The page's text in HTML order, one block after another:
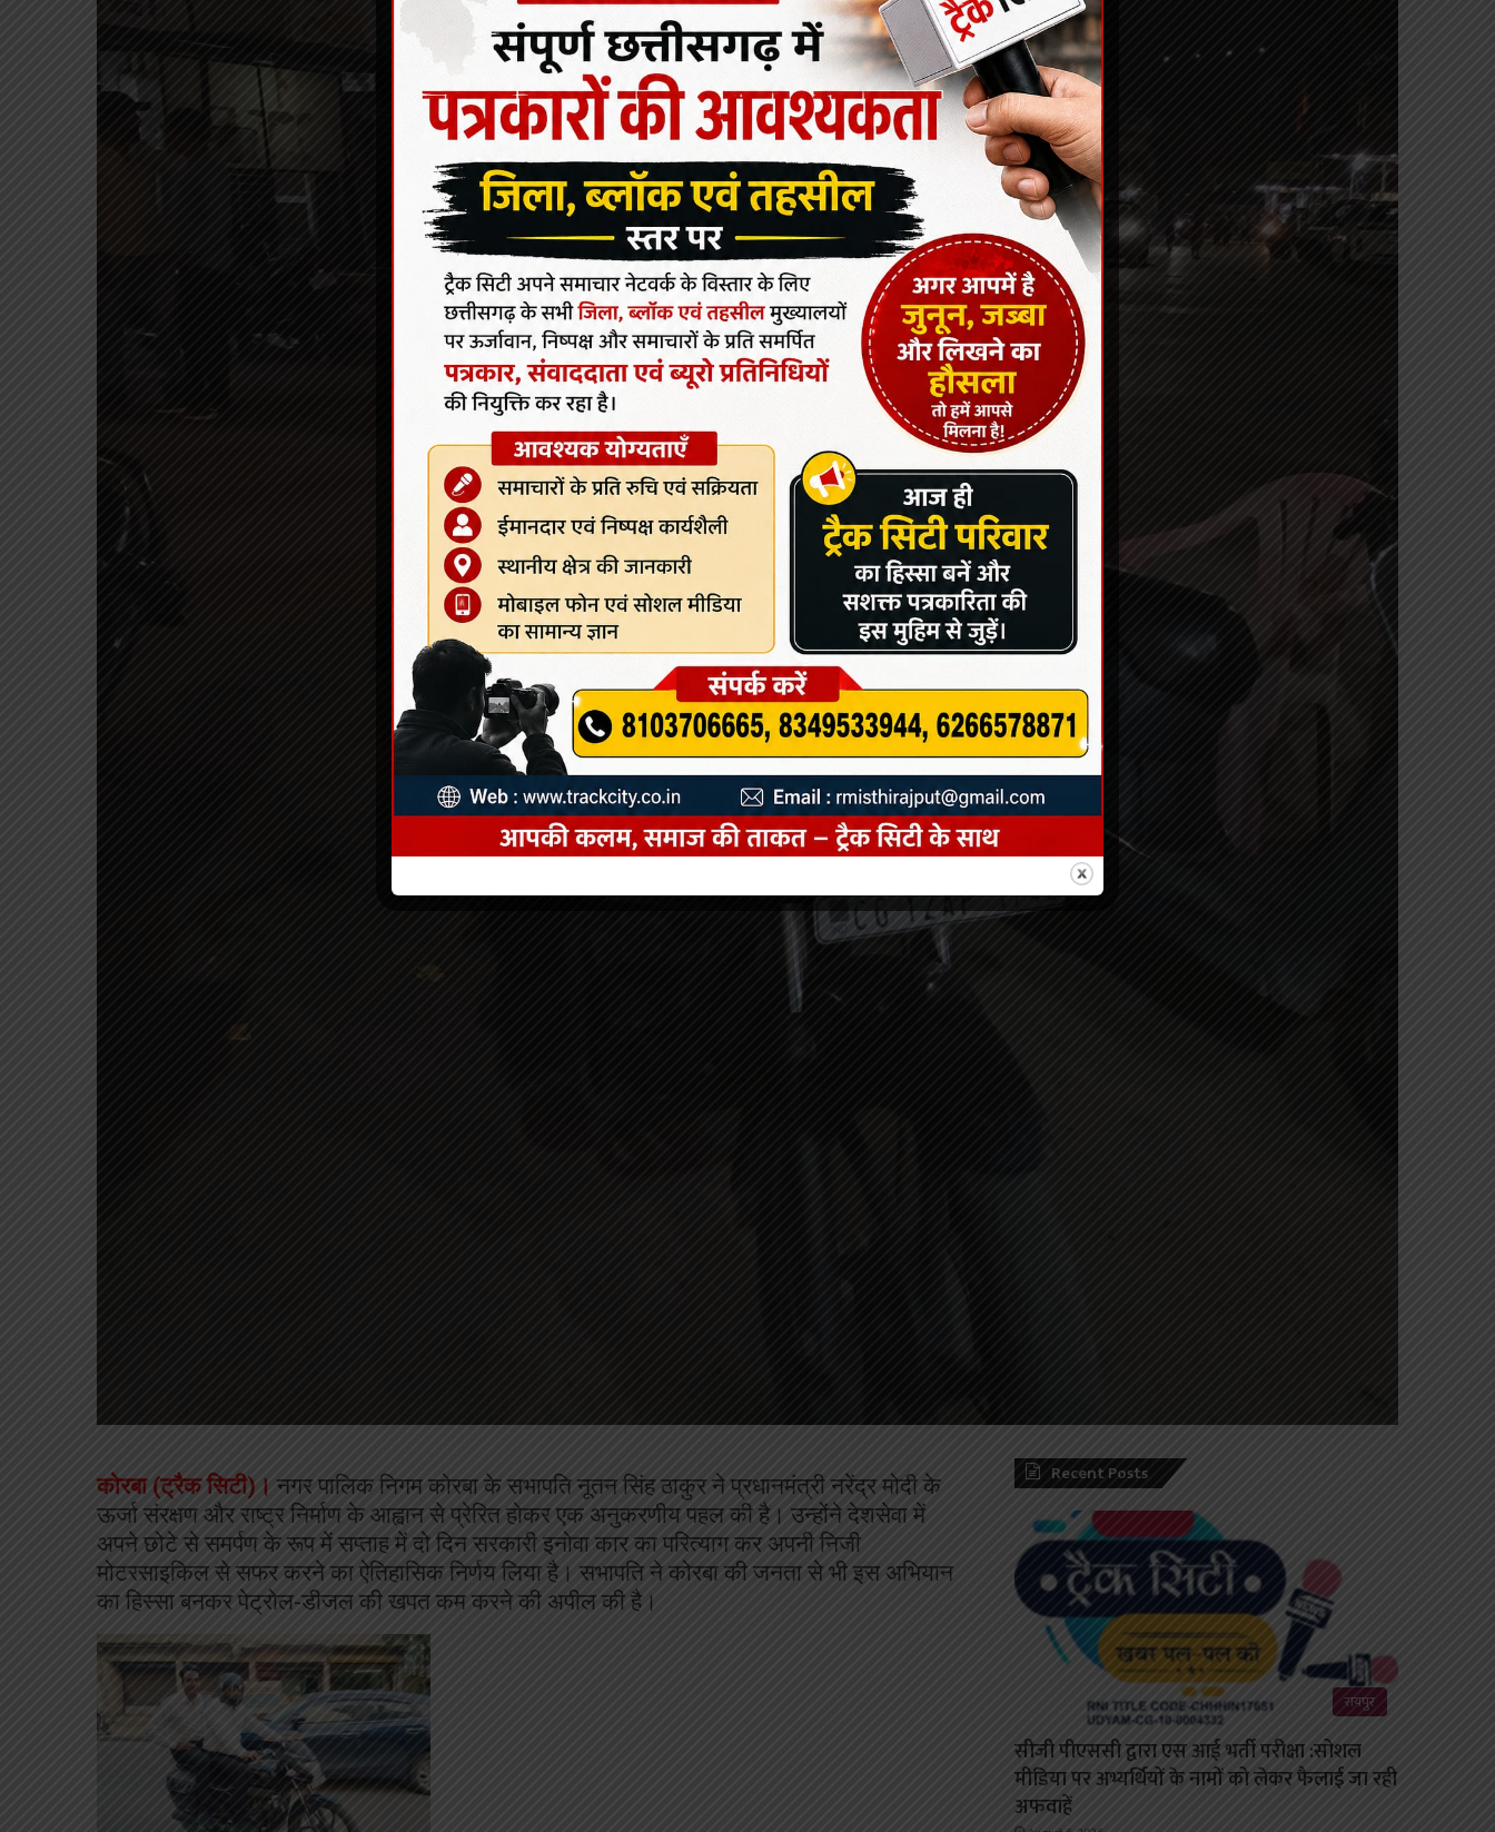
कोरबा (ट्रैक सिटी)। नगर पालिक निगम कोरबा के सभापति नूतन सिंह ठाकुर ने प्रधानमंत्री नरेंद्र मोदी के
ऊर्जा संरक्षण और राष्ट्र निर्माण के आह्वान से प्रेरित होकर एक अनुकरणीय पहल की है। उन्होंने देशसेवा में
अपने छोटे से समर्पण के रूप में सप्ताह में दो दिन सरकारी इनोवा कार का परित्याग कर अपनी निजी
मोटरसाइकिल से सफर करने का ऐतिहासिक निर्णय लिया है। सभापति ने कोरबा की जनता से भी इस अभियान
का हिस्सा बनकर पेट्रोल-डीजल की खपत कम करने की अपील की है।
Recent Posts
रायपुर
सीजी पीएससी द्वारा एस आई भर्ती परीक्षा :सोशल
मीडिया पर अभ्यर्थियों के नामों को लेकर फैलाई जा रही
अफवाहें